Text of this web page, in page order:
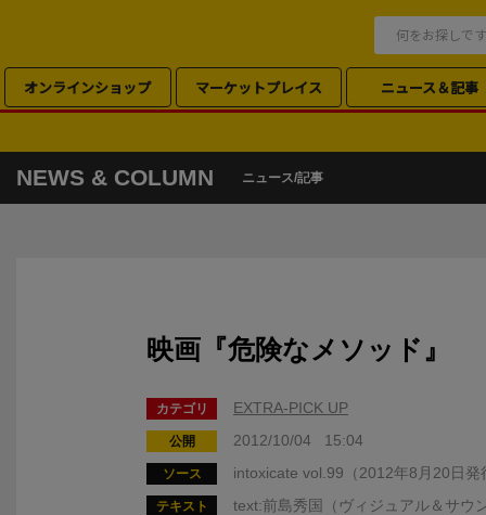
オンラインショップ マーケットプレイス ニュース＆記事
NEWS & COLUMN ニュース/記事
映画『危険なメソッド』
カテゴリ EXTRA-PICK UP
公開 2012/10/04 15:04
ソース intoxicate vol.99（2012年8月20日発
テキスト text:前島秀国（ヴィジュアル＆サウ